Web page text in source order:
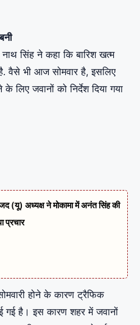
सिंह ने कहा कि बारिश खत्म
वैसे भी आज सोमवार है, इसलिए
लिए जवानों को निर्देश दिया गया
(यू) अध्यक्ष ने मोकामा में अनंत सिंह की
प्रचार
होने के कारण ट्रैफिक
गई है। इस कारण शहर में जवानों